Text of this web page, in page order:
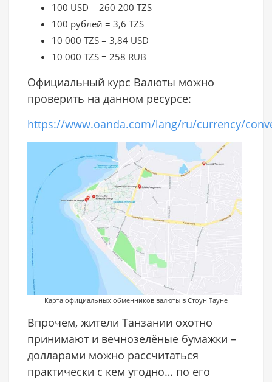
100 USD = 260 200 TZS
100 рублей = 3,6 TZS
10 000 TZS = 3,84 USD
10 000 TZS = 258 RUB
Официальный курс Валюты можно
проверить на данном ресурсе:
https://www.oanda.com/lang/ru/currency/
Карта официальных обменников валюты в Стоун Тауне
Впрочем, жители Танзании охотно
принимают и вечнозелёные бумажки –
долларами можно рассчитаться
практически с кем угодно… по его